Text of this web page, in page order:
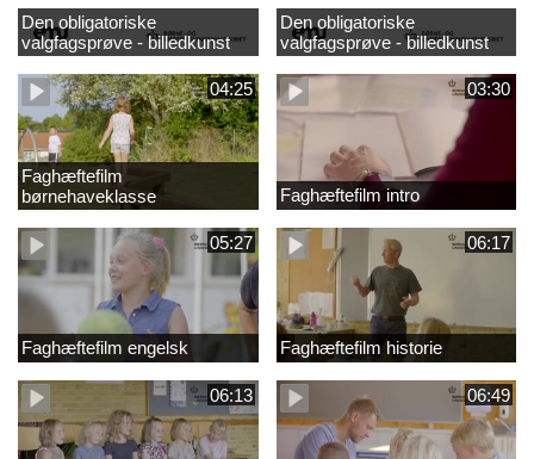
Den obligatoriske
valgfagsprøve - billedkunst
større LK
Den obligatoriske
valgfagsprøve - billedkunst
04:25
Faghæftefilm
børnehaveklasse
03:30
Faghæftefilm intro
05:27
Faghæftefilm engelsk
06:17
Faghæftefilm historie
06:13 06:49